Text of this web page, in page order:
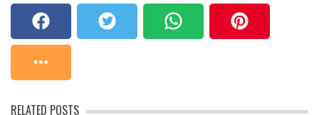
RELATED POSTS